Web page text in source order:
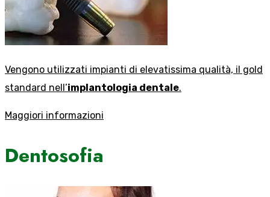
Vengono utilizzati impianti di elevatissima qualità, il gold
standard nell’implantologia dentale.
Maggiori informazioni
Dentosofia